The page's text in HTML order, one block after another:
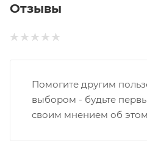
Отзывы
Помогите другим
выбором - будьте
своим мнением об